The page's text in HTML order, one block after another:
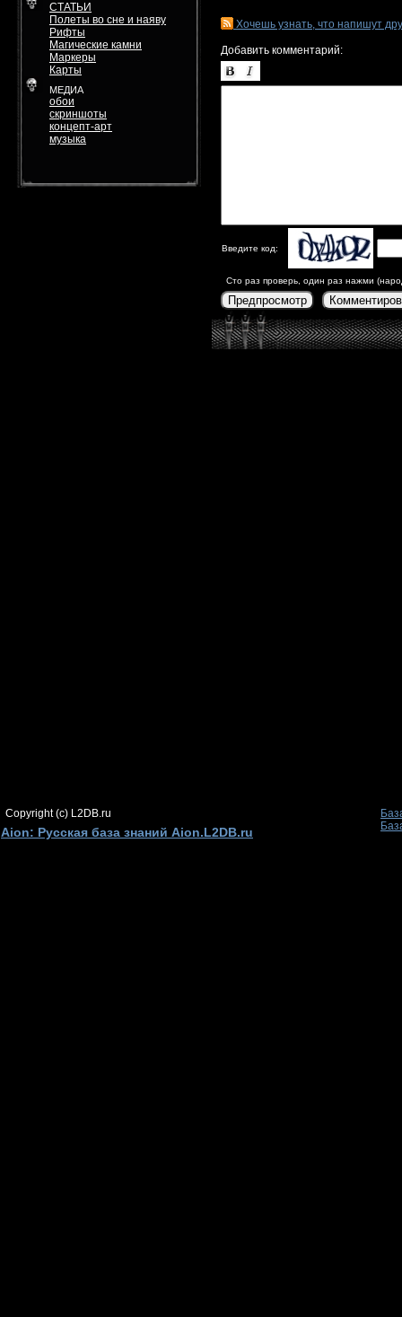
СТАТЬИ
Полеты во сне и наяву
Рифты
Магические камни
Маркеры
Карты
МЕДИА
обои
скриншоты
концепт-арт
музыка
Хочешь узнать, что напишут
Добавить комментарий:
Введите код:
Сто раз проверь, один раз нажми
Предпросмотр
Copyright (c) L2DB.ru
Aion: Русская база знаний Aion.L2DB.ru